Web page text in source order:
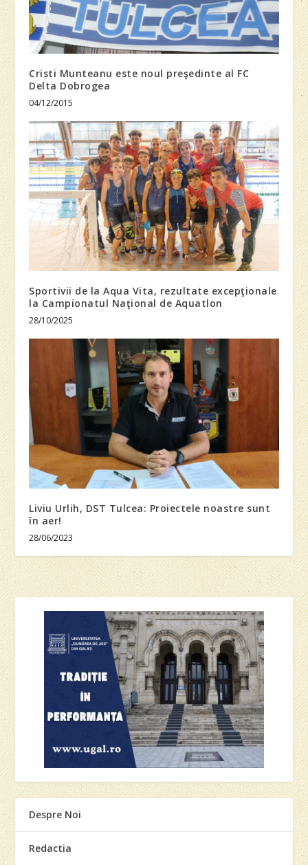
Cristi Munteanu este noul preşedinte al FC
Delta Dobrogea
04/12/2015
Sportivii de la Aqua Vita, rezultate excepţionale
la Campionatul Naţional de Aquatlon
28/10/2025
Liviu Urlih, DST Tulcea: Proiectele noastre sunt
în aer!
28/06/2023
Despre Noi
Redactia